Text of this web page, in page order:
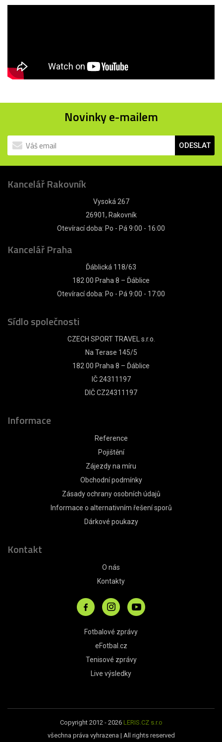
Novinky e-mailem
ODESLAT
Kancelář Rakovník
Vysoká 267
26901, Rakovník
Otevírací doba: Po - Pá 9:00 - 16:00
Kancelář Praha
Ďáblická 118/63
182 00 Praha 8 – Ďáblice
Otevírací doba: Po - Pá 9:00 - 17:00
Sídlo společnosti
CZECH SPORT TRAVEL s.r.o.
Na Terase 145/5
182 00 Praha 8 – Ďáblice
IČ 24311197
DIČ CZ24311197
Informace
Reference
Pojištění
Zájezdy na míru
Obchodní podmínky
Zásady ochrany osobních údajů
Informace o alternativním řešení sporů
Dárkové poukazy
Kontakt
O nás
Kontakty
Fotbalové zprávy
eFotbal.cz
Tenisové zprávy
Live výsledky
Copyright 2012 - 2026 LERIS.CZ s.r.o
všechna práva vyhrazena | All rights reserved